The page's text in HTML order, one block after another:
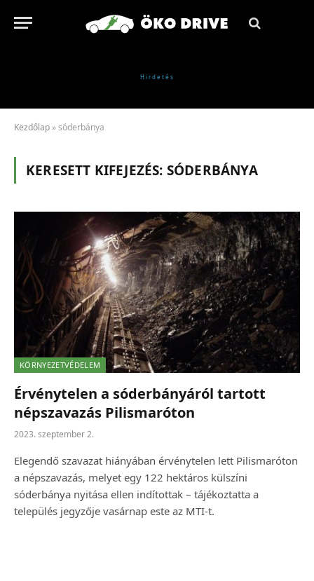
Kezdőlap »sóderbánya
KERESETT KIFEJEZÉS: SÓDERBÁNYA
KÖRNYEZETVÉDELEM
Érvénytelen a sóderbányáról tartott
népszavazás Pilismaróton
2023. szeptember 2.
Elegendő szavazat hiányában érvénytelen lett Pilismaróton
a népszavazás, melyet egy 122 hektáros külszíni
sóderbánya nyitása ellen indítottak – tájékoztatta a
település jegyzője vasárnap este az MTI-t.